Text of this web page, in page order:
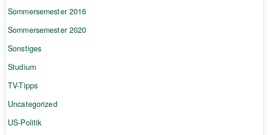
Sommersemester 2016
Sommersemester 2020
Sonstiges
Studium
TV-Tipps
Uncategorized
US-Politik